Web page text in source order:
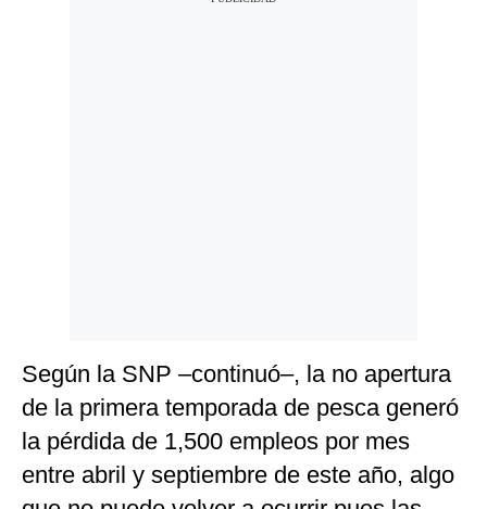
Según la SNP –continuó–, la no apertura
de la primera temporada de pesca generó
la pérdida de 1,500 empleos por mes
entre abril y septiembre de este año, algo